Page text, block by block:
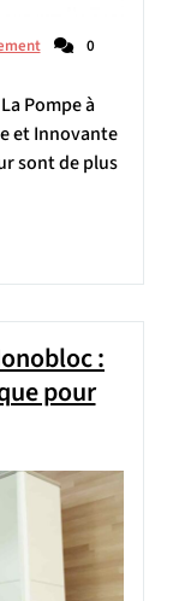
0
Pompe à
et Innovante
sont de plus
:
pour